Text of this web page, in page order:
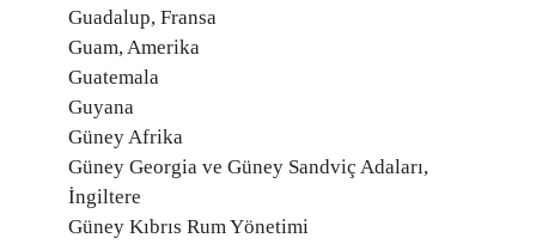
Guadalup, Fransa
Guam, Amerika
Guatemala
Guyana
Güney Afrika
Güney Georgia ve Güney Sandviç Adaları,
İngiltere
Güney Kıbrıs Rum Yönetimi